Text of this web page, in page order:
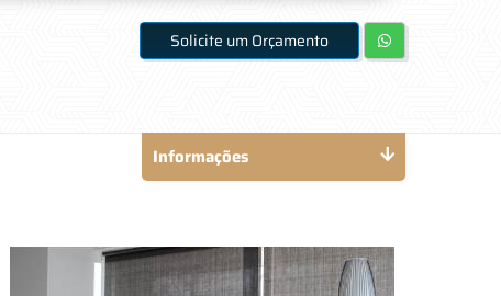
Solicite um Orçamento
Informações